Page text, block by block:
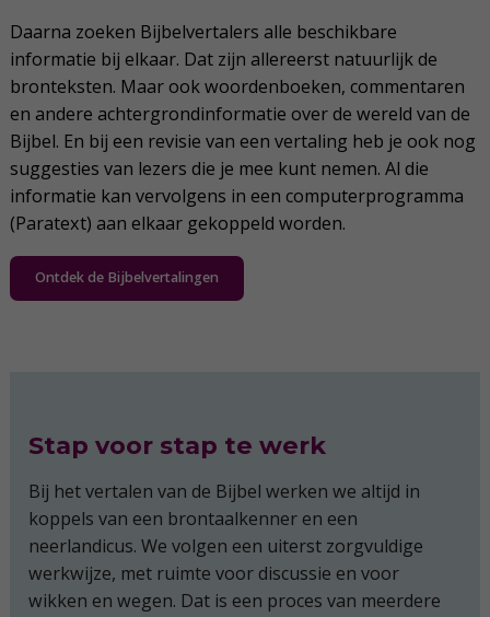
Daarna zoeken Bijbelvertalers alle beschikbare
informatie bij elkaar. Dat zijn allereerst natuurlijk de
bronteksten. Maar ook woordenboeken, commentaren
en andere achtergrondinformatie over de wereld van de
Bijbel. En bij een revisie van een vertaling heb je ook nog
suggesties van lezers die je mee kunt nemen. Al die
informatie kan vervolgens in een computerprogramma
(Paratext) aan elkaar gekoppeld worden.
Ontdek de Bijbelvertalingen
Stap voor stap te werk
Bij het vertalen van de Bijbel werken we altijd in
koppels van een brontaalkenner en een
neerlandicus. We volgen een uiterst zorgvuldige
werkwijze, met ruimte voor discussie en voor
wikken en wegen. Dat is een proces van meerdere